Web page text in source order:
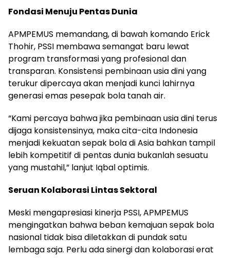
Fondasi Menuju Pentas Dunia
APMPEMUS memandang, di bawah komando Erick
Thohir, PSSI membawa semangat baru lewat
program transformasi yang profesional dan
transparan. Konsistensi pembinaan usia dini yang
terukur dipercaya akan menjadi kunci lahirnya
generasi emas pesepak bola tanah air.
“Kami percaya bahwa jika pembinaan usia dini terus
dijaga konsistensinya, maka cita-cita Indonesia
menjadi kekuatan sepak bola di Asia bahkan tampil
lebih kompetitif di pentas dunia bukanlah sesuatu
yang mustahil,” lanjut Iqbal optimis.
Seruan Kolaborasi Lintas Sektoral
Meski mengapresiasi kinerja PSSI, APMPEMUS
mengingatkan bahwa beban kemajuan sepak bola
nasional tidak bisa diletakkan di pundak satu
lembaga saja. Perlu ada sinergi dan kolaborasi erat